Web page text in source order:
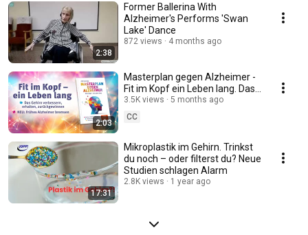
2:38
Former Ballerina With
Alzheimer's Performs 'Swan
Lake' Dance
872 views 4 months ago
2:03
Masterplan gegen Alzheimer -
Fit im Kopf ein Leben lang. Das
Demenz-Risiko lässt sich
halbieren.
3.5K views
5 months ago
CC
17:31
Mikroplastik im Gehirn. Trinkst
du noch – oder filterst du? Neue
Studien schlagen Alarm
2.8K views 1 year ago